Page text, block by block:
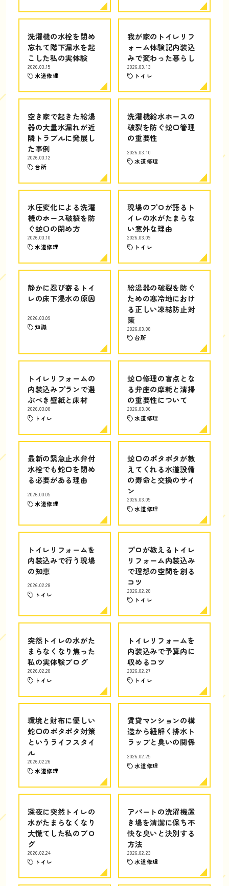
洗濯機の水栓を閉め
忘れて階下漏水を起
こした私の実体験
2026.03.15
水道修理
我が家のトイレリフ
ォーム体験記内装込
みで変わった暮らし
2026.03.13
トイレ
空き家で起きた給湯
器の大量水漏れが近
隣トラブルに発展し
た事例
2026.03.12
台所
洗濯機給水ホースの
破裂を防ぐ蛇口管理
の重要性
2026.03.10
水道修理
水圧変化による洗濯
機のホース破裂を防
ぐ蛇口の閉め方
2026.03.10
水道修理
現場のプロが語るト
イレの水がたまらな
い意外な理由
2026.03.09
トイレ
静かに忍び寄るトイ
レの床下浸水の原因
2026.03.09
知識
給湯器の破裂を防ぐ
ための寒冷地におけ
る正しい凍結防止対
策
2026.03.08
台所
トイレリフォームの
内装込みプランで選
ぶべき壁紙と床材
2026.03.08
トイレ
蛇口修理の盲点とな
る弁座の摩耗と清掃
の重要性について
2026.03.06
水道修理
最新の緊急止水弁付
水栓でも蛇口を閉め
る必要がある理由
2026.03.05
水道修理
蛇口のポタポタが教
えてくれる水道設備
の寿命と交換のサイ
ン
2026.03.05
水道修理
トイレリフォームを
内装込みで行う現場
の知恵
2026.02.28
トイレ
プロが教えるトイレ
リフォーム内装込み
で理想の空間を創る
コツ
2026.02.28
トイレ
突然トイレの水がた
まらなくなり焦った
私の実体験ブログ
2026.02.28
トイレ
トイレリフォームを
内装込みで予算内に
収めるコツ
2026.02.27
トイレ
環境と財布に優しい
蛇口のポタポタ対策
というライフスタイ
ル
2026.02.26
水道修理
賃貸マンションの構
造から紐解く排水ト
ラップと臭いの関係
2026.02.25
水道修理
深夜に突然トイレの
水がたまらなくなり
大慌てした私のブロ
グ
2026.02.24
トイレ
アパートの洗濯機置
き場を清潔に保ち不
快な臭いと決別する
方法
2026.02.23
水道修理